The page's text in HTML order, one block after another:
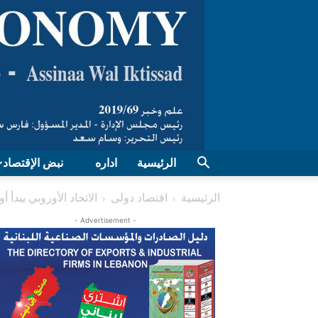
نبض الإقتصاد اداره الرئيسية
الرئيسية اقتصاد دولی
الاتحاد الأوروبي
- Advertisement -